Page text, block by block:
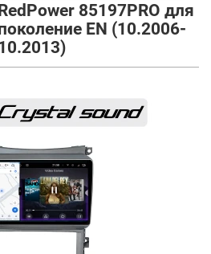
85197PRO для
EN (10.2006-